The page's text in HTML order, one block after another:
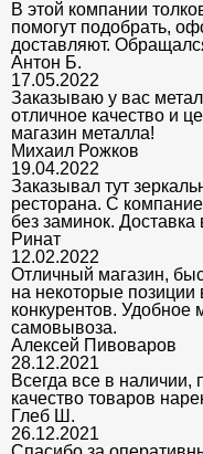
В этой компании
помогут подобрать,
доставляют.
Антон Б.
17.05.2022
Заказываю у вас
отличное качество и
магазин металла!
Михаил Рожков
19.04.2022
Заказывал тут
ресторана. С
без заминок. Доставка
Ринат
12.02.2022
Отличный магазин,
на некоторые
конкурентов. Удобное
самовывоза.
Алексей Пивоваров
28.12.2021
Всегда все в наличии,
качество товаров
Глеб Ш.
26.12.2021